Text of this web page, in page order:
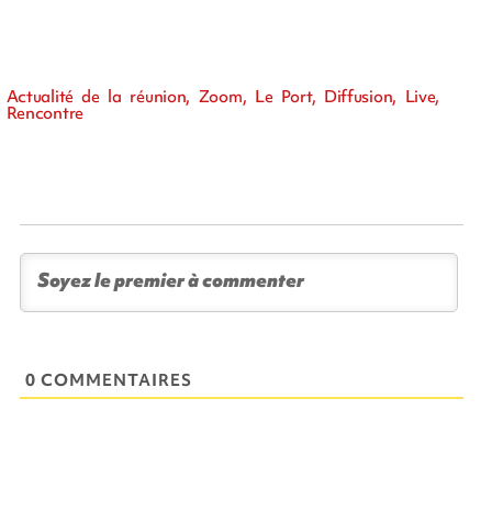
Actualité de la réunion, Zoom, Le Port, Diffusion, Live,
Rencontre
0 COMMENTAIRES